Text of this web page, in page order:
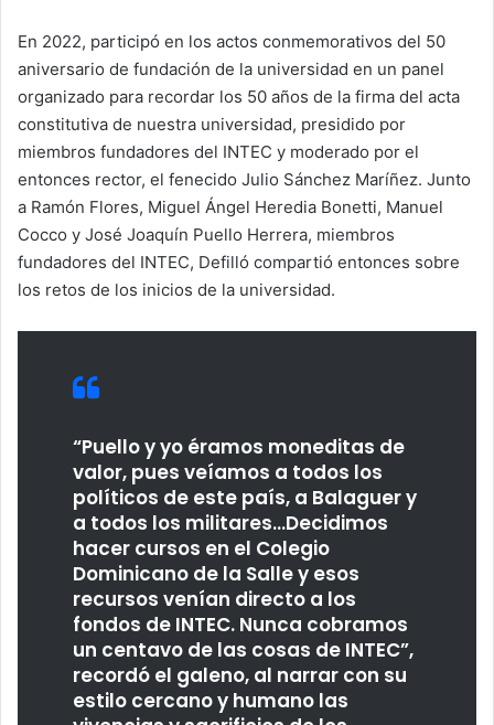
En 2022, participó en los actos conmemorativos del 50
aniversario de fundación de la universidad en un panel
organizado para recordar los 50 años de la firma del acta
constitutiva de nuestra universidad, presidido por
miembros fundadores del INTEC y moderado por el
entonces rector, el fenecido Julio Sánchez Maríñez. Junto
a Ramón Flores, Miguel Ángel Heredia Bonetti, Manuel
Cocco y José Joaquín Puello Herrera, miembros
fundadores del INTEC, Defilló compartió entonces sobre
los retos de los inicios de la universidad.
“Puello y yo éramos moneditas de
valor, pues veíamos a todos los
políticos de este país, a Balaguer y
a todos los militares…Decidimos
hacer cursos en el Colegio
Dominicano de la Salle y esos
recursos venían directo a los
fondos de INTEC. Nunca cobramos
un centavo de las cosas de INTEC”,
recordó el galeno, al narrar con su
estilo cercano y humano las